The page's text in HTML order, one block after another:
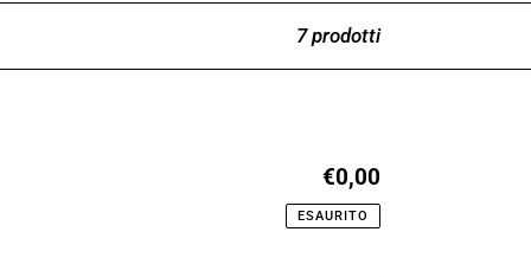
7 prodotti
€0,00
ESAURITO